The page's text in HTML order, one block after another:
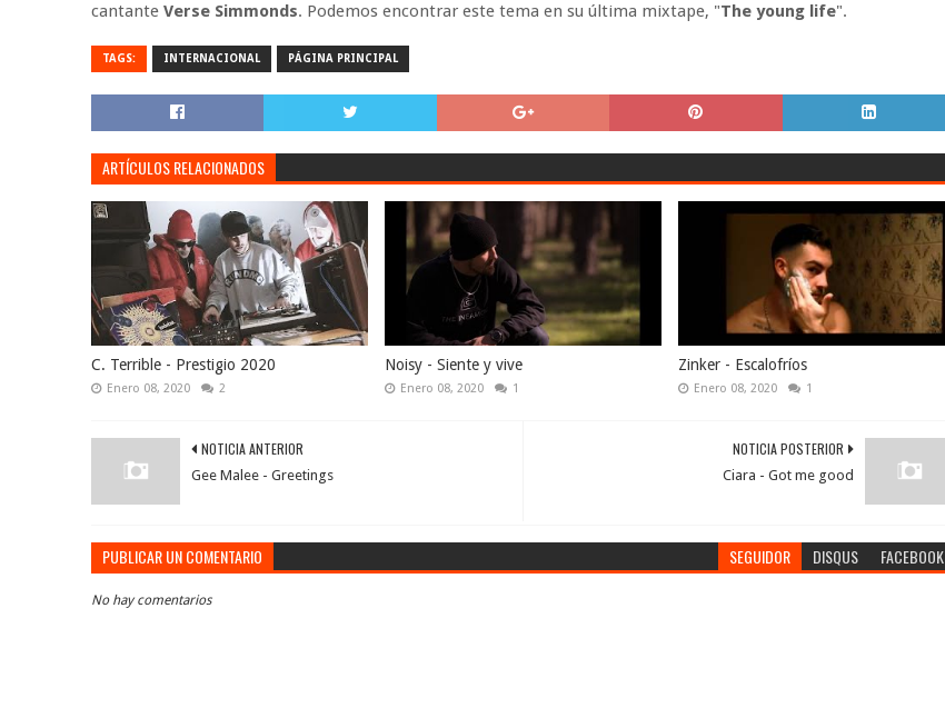
cantante Verse Simmonds. Podemos encontrar este tema en su última mixtape, "The young life".
TAGS: INTERNACIONAL PÁGINA PRINCIPAL
ARTÍCULOS RELACIONADOS
C. Terrible - Prestigio 2020
Enero 08, 2020 2
Noisy - Siente y vive
Enero 08, 2020 1
Zinker - Escalofríos
Enero 08, 2020 1
NOTICIA POSTERIOR
Ciara - Got me good
NOTICIA ANTERIOR
Gee Malee - Greetings
PUBLICAR UN COMENTARIO SEGUIDOR DISQUS FACEBOOK
No hay comentarios